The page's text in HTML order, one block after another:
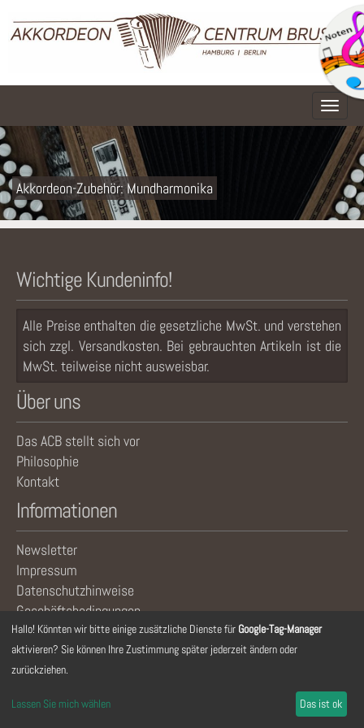
Akkordeon-Zubehör: Mundharmonika
Wichtige Kundeninfo!
Alle Preise enthalten die gesetzliche MwSt. und verstehen
sich zzgl. Versandkosten. Bei gebrauchten Artikeln ist die
MwSt. teilweise nicht ausweisbar.
Über uns
Das ACB stellt sich vor
Philosophie
Kontakt
Informationen
Newsletter
Impressum
Datenschutzhinweise
Geschäftsbedingungen
Hallo! Könnten wir bitte einige zusätzliche Dienste für Google-Tag-Manager
aktivieren? Sie können Ihre Zustimmung später jederzeit ändern oder
zurückziehen.
Lassen Sie mich wählen Das ist ok